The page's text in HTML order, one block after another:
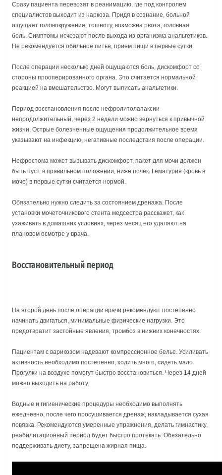
Сразу пациента перевозят в реанимацию, где под контролем
специалистов выходит из наркоза. Придя в сознание, больной
ощущает головокружение, тошноту, возможна рвота, головная
боль. Симптомы исчезают после выхода из организма анальгетиков.
Не рекомендуется обильное питье, прием пищи в первые сутки.
После операции несколько дней ощущаются боль, дискомфорт со
стороны прооперированного органа. Это считается нормальной
реакцией на вмешательство. Могут выписать анальгетики.
Период восстановления после нефролитолапаксии
непродолжительный, через 2 недели можно вернуться к привычной
жизни. Острые болезненные ощущения продолжительное время
указывают на инфекцию, негативные последствия после операции.
Нефростома может вызывать дискомфорт, пакет для мочи должен
быть пуст, в правильном положении, ниже почек. Гематурия (кровь в
моче) в первые сутки считается нормой.
Обязательно нужно следить за состоянием дренажа. После
установки мочеточникового стента медсестра расскажет, как
ухаживать в домашних условиях, через месяц его удаляют на
плановом осмотре у врача.
Восстановительный период
На второй день после операции врачи рекомендуют постепенно
начинать двигаться, минимальные физические нагрузки. Это
предотвратит застойные явления, тромбоз в нижних конечностях.
Пациентам с варикозом надевают компрессионное белье. Усиливать
активность необходимо постепенно, ходить много, сидеть мало.
Прогулки на воздухе помогут быстро восстановиться. Через 14 дней
можно выходить на работу.
Водные и гигиенические процедуры необходимо выполнять
ежедневно, после чего просушивается дренаж, накладывается сухая
повязка. Рекомендуются умеренные упражнения, делать гимнастику,
реабилитационный период будет быстро протекать. Обязательно
поддерживать диету, запрещена жирная пища.